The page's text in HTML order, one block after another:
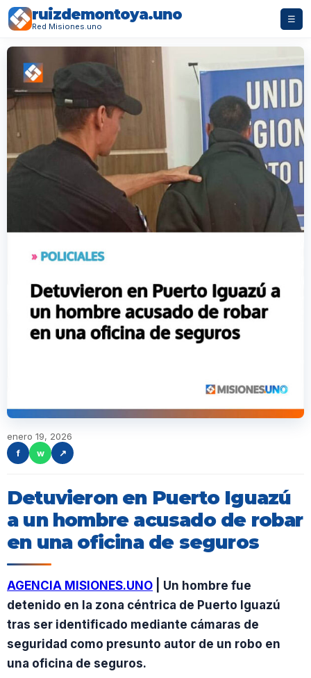
ruizdemontoya.uno
Red Misiones.uno
☰
enero 19, 2026
f
w ↗
Detuvieron en Puerto Iguazú
a un hombre acusado de robar
en una oficina de seguros
AGENCIA MISIONES.UNO | Un hombre fue
detenido en la zona céntrica de Puerto Iguazú
tras ser identificado mediante cámaras de
seguridad como presunto autor de un robo en
una oficina de seguros.